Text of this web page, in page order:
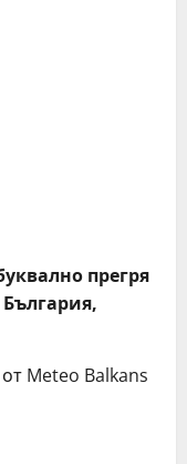
прегря
Meteo Balkans